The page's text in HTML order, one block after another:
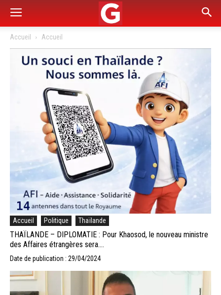
Accueil Accueil
Accueil Politique Thaïlande
THAÏLANDE – DIPLOMATIE : Pour Khaosod, le nouveau ministre
des Affaires étrangères sera….
Date de publication : 29/04/2024